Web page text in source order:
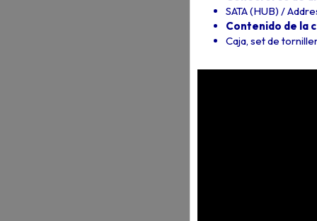
SATA (HUB) /
Contenido de la
Caja, set de